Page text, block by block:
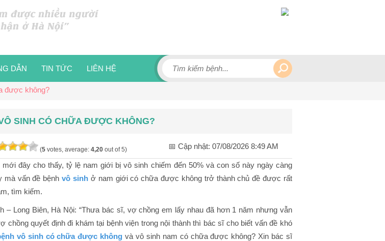
DẪN TIN TỨC LIÊN HỆ
được không?
SINH CÓ CHỮA ĐƯỢC KHÔNG?
(5votes, average: 4,20out of 5) 📅 Cập nhật: 07/08/2026 8:49 AM
mới đây cho thấy, tỷ lệ nam giới bị vô sinh chiếm đến 50% và con số này ngày càng
mà vấn đề bệnhvô sinhở nam giới có chữa được không trở thành chủ đề được rất
tìm kiếm.
– Long Biên, Hà Nội: “Thưa bác sĩ, vợ chồng em lấy nhau đã hơn 1 năm nhưng vẫn
chồng quyết định đi khám tại bệnh viện trong nội thành thì bác sĩ cho biết vấn đề khó
vô sinh có chữa được không và vô sinh nam có chữa được không? Xin bác sĩ